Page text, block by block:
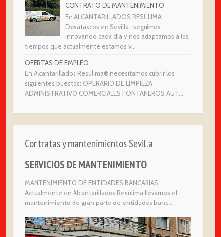
CONTRATO DE MANTENIMIENTO
En ALCANTARILLADOS RESULIMA ,
Desatascos en Sevilla , seguimos
innovando cada día y nos adaptamos a los
tiempos que actualmente estamos v...
OFERTAS DE EMPLEO
En Alcantarillados Resulima® necesitamos cubrir los
siguientes puestos: OPERARIO DE LIMPIEZA
ADMINISTRATIVO COMERCIALES FONTANEROS AUT...
Contratas y mantenimientos Sevilla
SERVICIOS DE MANTENIMIENTO
MANTENIMIENTO DE ENTIDADES BANCARIAS
Actualmente en Alcantarillados Resulima llevamos el
mantenimiento de gran parte de entidades banc...